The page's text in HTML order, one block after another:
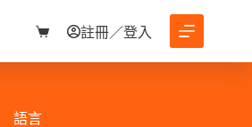
購
物
註冊／登入
語言